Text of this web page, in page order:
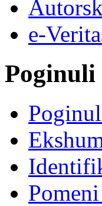
e-
Poginuli